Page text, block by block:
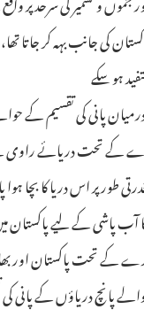
کی جانب بہہ کر
ہو سکے
کے تحت دریائے راوی
طور پر اس دریا کا بچا ہوا
آب پاشی کے لیے پاکستان
کے تحت پاکستان
پانچ دریاؤں کے پانی کی